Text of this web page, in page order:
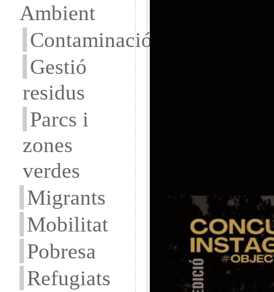
Ambient
Contaminació
Gestió
residus
Parcs i
zones
verdes
Migrants
Mobilitat
Pobresa
Refugiats